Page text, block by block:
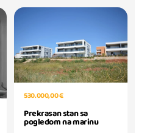
530.000,00 €
Prekrasan stan sa
pogledom na marinu